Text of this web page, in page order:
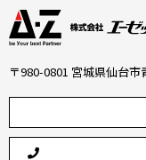
〒980-0801 宮城県仙台